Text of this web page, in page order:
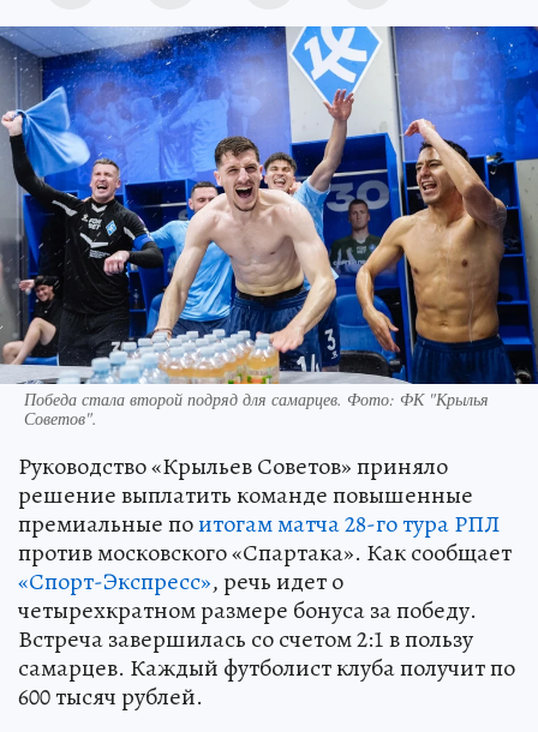
Победа стала второй подряд для самарцев. Фото: ФК "Крылья
Советов".
Руководство «Крыльев Советов» приняло
решение выплатить команде повышенные
премиальные поитогам матча 28-го тура РПЛ
против московского «Спартака». Как сообщает
«Спорт-Экспресс», речь идет о
четырехкратном размере бонуса за победу.
Встреча завершилась со счетом 2:1 в пользу
самарцев. Каждый футболист клуба получит по
600 тысяч рублей.